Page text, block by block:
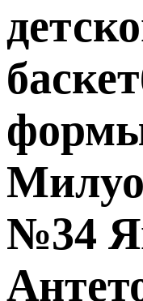
№34